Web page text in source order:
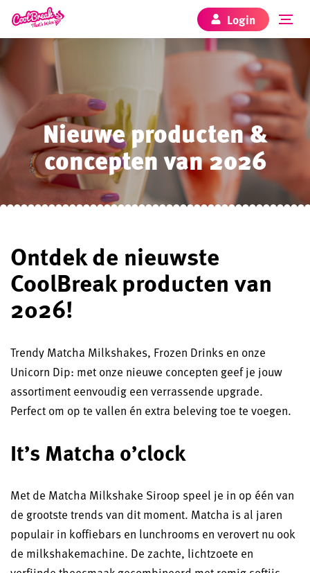
Login
Nieuwe producten &
concepten van 2026
Ontdek de nieuwste
CoolBreak producten van
2026!
Trendy Matcha Milkshakes, Frozen Drinks en onze
Unicorn Dip: met onze nieuwe concepten geef je jouw
assortiment eenvoudig een verrassende upgrade.
Perfect om op te vallen én extra beleving toe te voegen.
It’s Matcha o’clock
Met de Matcha Milkshake Siroop speel je in op één van
de grootste trends van dit moment. Matcha is al jaren
populair in koffiebars en lunchrooms en verovert nu ook
de milkshakemachine. De zachte, lichtzoete en